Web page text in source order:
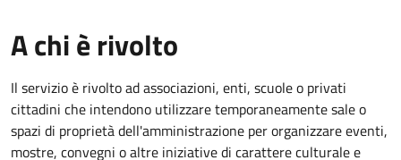
A chi è rivolto
Il servizio è rivolto ad associazioni, enti, scuole o privati
cittadini che intendono utilizzare temporaneamente sale o
spazi di proprietà dell'amministrazione per organizzare eventi,
mostre, convegni o altre iniziative di carattere culturale e